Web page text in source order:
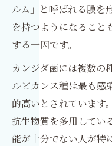
ルム」と呼ばれる膜を
を持つようになること
する一因です。
カンジダ菌には複数の
ルビカンス種は最も感
的高いとされています
抗生物質を多用してい
能が十分でない人が特